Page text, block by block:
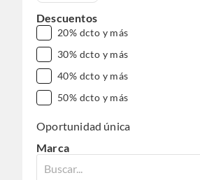
Descuentos
20% dcto y más
30% dcto y más
40% dcto y más
50% dcto y más
Oportunidad única
Marca